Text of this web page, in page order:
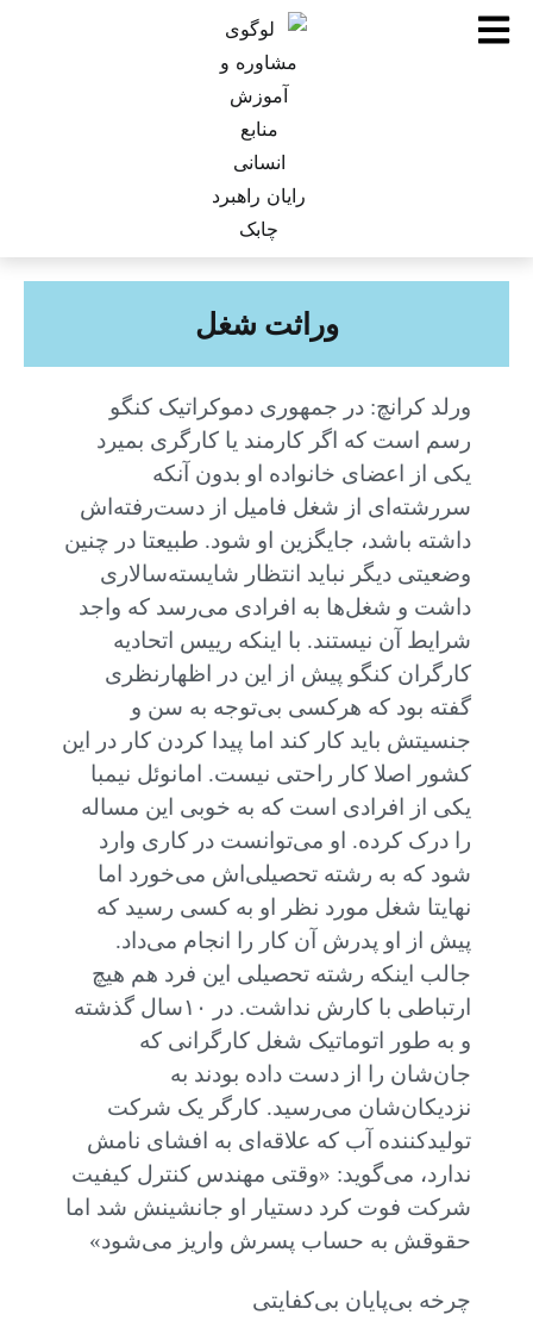
وراثت شغل
ورلد کرانچ: در جمهوری دموکراتیک کنگو
رسم است که اگر کارمند یا کارگری بمیرد
یکی از اعضای خانواده او بدون آنکه
سررشته‌ای از شغل فامیل از دست‌رفته‌اش
داشته باشد، جایگزین او شود. طبیعتا در چنین
وضعیتی دیگر نباید انتظار شایسته‌سالاری
داشت و شغل‌ها به افرادی می‌رسد که واجد
شرایط آن نیستند. با اینکه رییس اتحادیه
کارگران کنگو پیش از این در اظهارنظری
گفته بود که هرکسی بی‌توجه به سن و
جنسیتش باید کار کند اما پیدا کردن کار در این
کشور اصلا کار راحتی نیست. امانوئل نیمبا
یکی از افرادی است که به خوبی این مساله
را درک کرده. او می‌توانست در کاری وارد
شود که به رشته تحصیلی‌اش می‌خورد اما
نهایتا شغل مورد نظر او به کسی رسید که
پیش از او پدرش آن کار را انجام می‌داد.
جالب اینکه رشته تحصیلی این فرد هم هیچ
ارتباطی با کارش نداشت. در ۱۰سال گذشته
و به طور اتوماتیک شغل کارگرانی که
جان‌شان را از دست داده بودند به
نزدیکان‌شان می‌رسید. کارگر یک شرکت
تولید‌کننده آب که علاقه‌ای به افشای نامش
ندارد، می‌گوید: «وقتی مهندس کنترل کیفیت
شرکت فوت کرد دستیار او جانشینش شد اما
حقوقش به حساب پسرش واریز می‌شود»
چرخه بی‌پایان بی‌کفایتی